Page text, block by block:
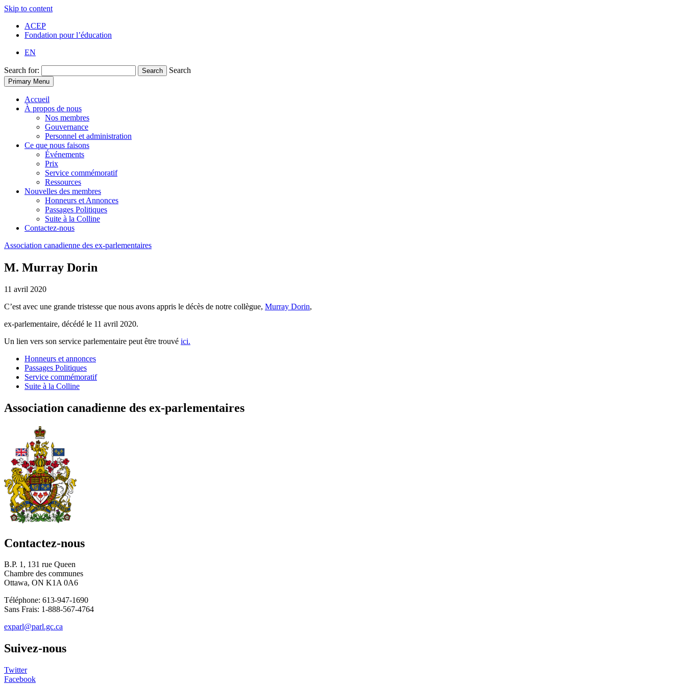
Skip to content
ACEP
Fondation pour l’éducation
EN
Search for: Search Search
Primary Menu
Accueil
À propos de nous
Nos membres
Gouvernance
Personnel et administration
Ce que nous faisons
Événements
Prix
Service commémoratif
Ressources
Nouvelles des membres
Honneurs et Annonces
Passages Politiques
Suite à la Colline
Contactez-nous
Association canadienne des ex-parlementaires
M. Murray Dorin
11 avril 2020
C’est avec une grande tristesse que nous avons appris le décès de notre collègue, Murray Dorin,
ex-parlementaire, décédé le 11 avril 2020.
Un lien vers son service parlementaire peut être trouvé ici.
Honneurs et annonces
Passages Politiques
Service commémoratif
Suite à la Colline
Association canadienne des ex-parlementaires
Contactez-nous
B.P. 1, 131 rue Queen
Chambre des communes
Ottawa, ON K1A 0A6
Téléphone: 613-947-1690
Sans Frais: 1-888-567-4764
exparl@parl.gc.ca
Suivez-nous
Twitter
Facebook